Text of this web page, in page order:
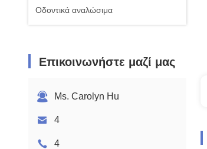
Οδοντικά αναλώσιμα
Επικοινωνήστε μαζί μας
Ms. Carolyn Hu
4
4